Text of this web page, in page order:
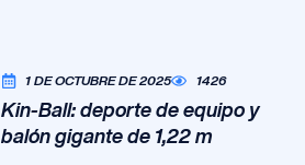
1 DE OCTUBRE DE 2025 1426
Kin-Ball: deporte de equipo y
balón gigante de 1,22 m